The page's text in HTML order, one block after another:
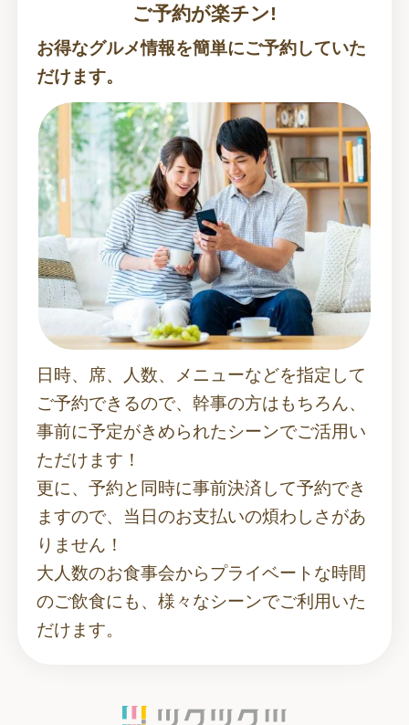
ご予約が楽チン!
お得なグルメ情報を簡単にご予約していた
だけます。
日時、席、人数、メニューなどを指定して
ご予約できるので、幹事の方はもちろん、
事前に予定がきめられたシーンでご活用い
ただけます！
更に、予約と同時に事前決済して予約でき
ますので、当日のお支払いの煩わしさがあ
りません！
大人数のお食事会からプライベートな時間
のご飲食にも、様々なシーンでご利用いた
だけます。